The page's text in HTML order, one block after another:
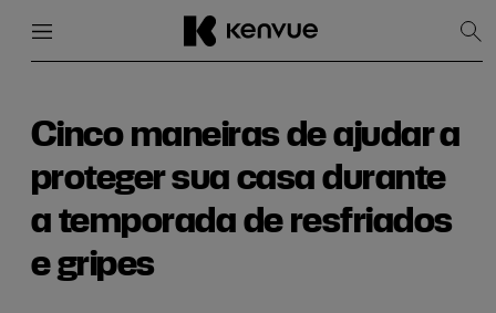
conteúdo
Cinco maneiras de ajudar a
proteger sua casa durante
a temporada de resfriados
e gripes